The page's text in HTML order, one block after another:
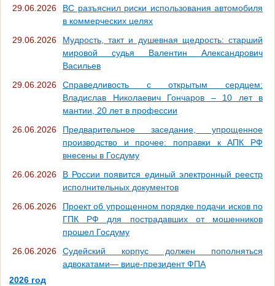
29.06.2026
ВС разъяснил риски использования автомобиля
в коммерческих целях
29.06.2026
Мудрость, такт и душевная щедрость: старший
мировой судья Валентин Александрович
Васильев
29.06.2026
Справедливость с открытым сердцем:
Владислав Николаевич Гончаров – 10 лет в
мантии, 20 лет в профессии
26.06.2026
Предварительное заседание, упрощенное
производство и прочее: поправки к АПК РФ
внесены в Госдуму
26.06.2026
В России появится единый электронный реестр
исполнительных документов
26.06.2026
Проект об упрощенном порядке подачи исков по
ГПК РФ для пострадавших от мошенников
прошел Госдуму
26.06.2026
Судейский корпус должен пополняться
адвокатами— вице-президент ФПА
2026 год